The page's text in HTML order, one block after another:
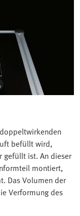
befüllt wird,
gefüllt ist. An dieser
montiert,
Das Volumen der
Verformung des